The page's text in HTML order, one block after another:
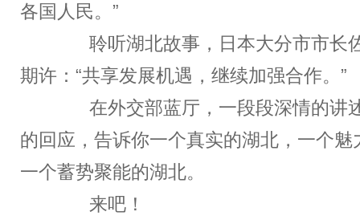
各国人民。”
聆听湖北故事，日本大分市市长
期许：“共享发展机遇，继续加强合作。”
在外交部蓝厅，一段段深情的讲
的回应，告诉你一个真实的湖北，一个魅
一个蓄势聚能的湖北。
来吧！